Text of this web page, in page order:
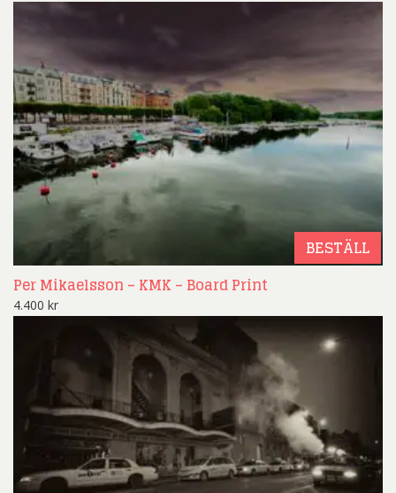
BESTÄLL
Per Mikaelsson – KMK – Board Print
4.400 kr